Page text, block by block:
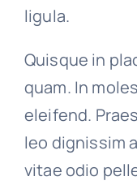
ligula.
Quisque in
quam. In
eleifend.
leo dignissim
vitae odio